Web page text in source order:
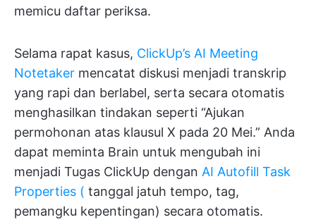
memicu daftar periksa.
Selama rapat kasus, ClickUp’s AI Meeting
Notetaker mencatat diskusi menjadi transkrip
yang rapi dan berlabel, serta secara otomatis
menghasilkan tindakan seperti “Ajukan
permohonan atas klausul X pada 20 Mei.” Anda
dapat meminta Brain untuk mengubah ini
menjadi Tugas ClickUp dengan AI Autofill Task
Properties ( tanggal jatuh tempo, tag,
pemangku kepentingan) secara otomatis.